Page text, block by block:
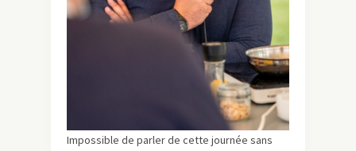
Impossible de parler de cette journée sans